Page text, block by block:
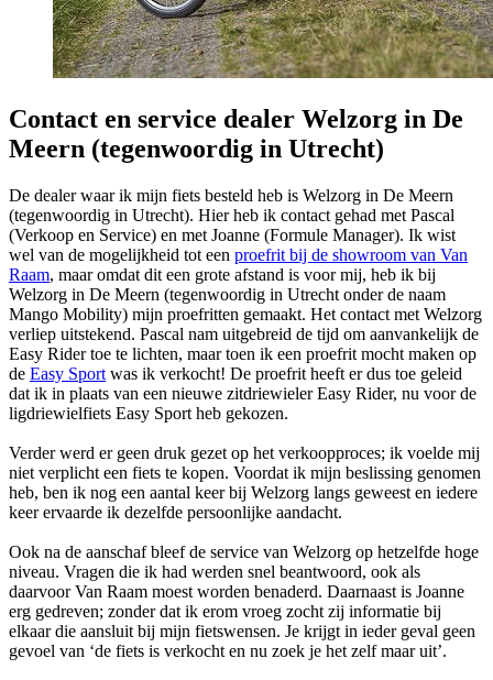
Contact en service dealer Welzorg in De
Meern (tegenwoordig in Utrecht)
De dealer waar ik mijn fiets besteld heb is Welzorg in De Meern
(tegenwoordig in Utrecht). Hier heb ik contact gehad met Pascal
(Verkoop en Service) en met Joanne (Formule Manager). Ik wist
wel van de mogelijkheid tot een proefrit bij de showroom van Van
Raam, maar omdat dit een grote afstand is voor mij, heb ik bij
Welzorg in De Meern (tegenwoordig in Utrecht onder de naam
Mango Mobility) mijn proefritten gemaakt. Het contact met Welzorg
verliep uitstekend. Pascal nam uitgebreid de tijd om aanvankelijk de
Easy Rider toe te lichten, maar toen ik een proefrit mocht maken op
de Easy Sport was ik verkocht! De proefrit heeft er dus toe geleid
dat ik in plaats van een nieuwe zitdriewieler Easy Rider, nu voor de
ligdriewielfiets Easy Sport heb gekozen.
Verder werd er geen druk gezet op het verkoopproces; ik voelde mij
niet verplicht een fiets te kopen. Voordat ik mijn beslissing genomen
heb, ben ik nog een aantal keer bij Welzorg langs geweest en iedere
keer ervaarde ik dezelfde persoonlijke aandacht.
Ook na de aanschaf bleef de service van Welzorg op hetzelfde hoge
niveau. Vragen die ik had werden snel beantwoord, ook als
daarvoor Van Raam moest worden benaderd. Daarnaast is Joanne
erg gedreven; zonder dat ik erom vroeg zocht zij informatie bij
elkaar die aansluit bij mijn fietswensen. Je krijgt in ieder geval geen
gevoel van ‘de fiets is verkocht en nu zoek je het zelf maar uit’.